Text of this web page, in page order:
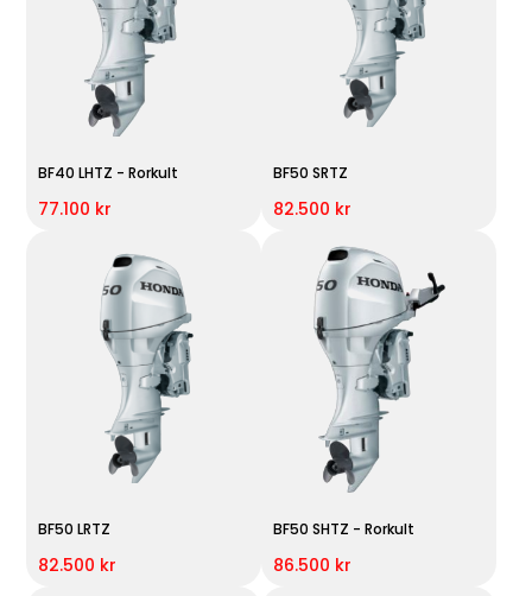
BF40 LHTZ - Rorkult
77.100 kr
BF50 SRTZ
82.500 kr
BF50 LRTZ
82.500 kr
BF50 SHTZ - Rorkult
86.500 kr